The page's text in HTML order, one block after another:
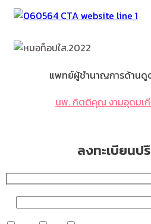
แพทย์ผู้ชำนาญการด้านดู
นพ. กิตติคุณ งามอุดมเ
ลงทะเบียนป